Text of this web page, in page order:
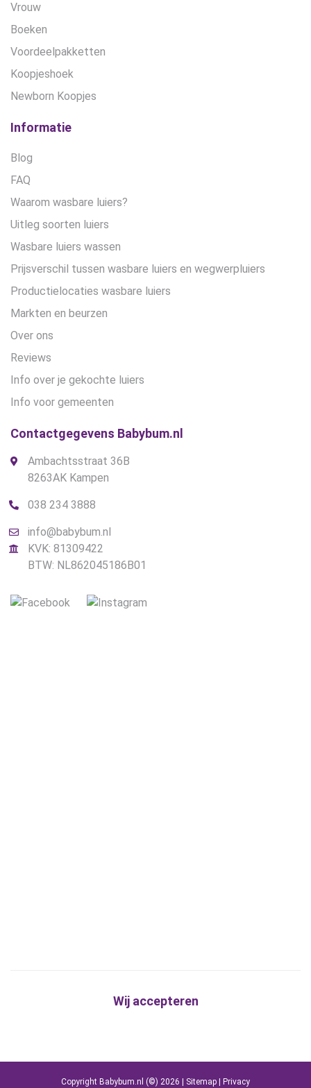
Vrouw
Boeken
Voordeelpakketten
Koopjeshoek
Newborn Koopjes
Informatie
Blog
FAQ
Waarom wasbare luiers?
Uitleg soorten luiers
Wasbare luiers wassen
Prijsverschil tussen wasbare luiers en wegwerpluiers
Productielocaties wasbare luiers
Markten en beurzen
Over ons
Reviews
Info over je gekochte luiers
Info voor gemeenten
Contactgegevens Babybum.nl
Ambachtsstraat 36B
8263AK Kampen
038 234 3888
info@babybum.nl
KVK: 81309422
BTW: NL862045186B01
Wij accepteren
Copyright Babybum.nl (©) 2026 | Sitemap Privacy